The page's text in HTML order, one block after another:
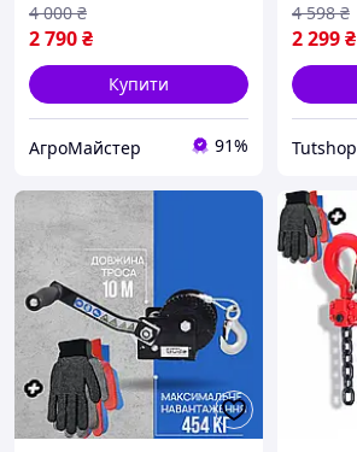
2 790₴
4 000 ₴
Купити
АгроМайстер 91%
2 299₴
4 598 ₴
Tutshop